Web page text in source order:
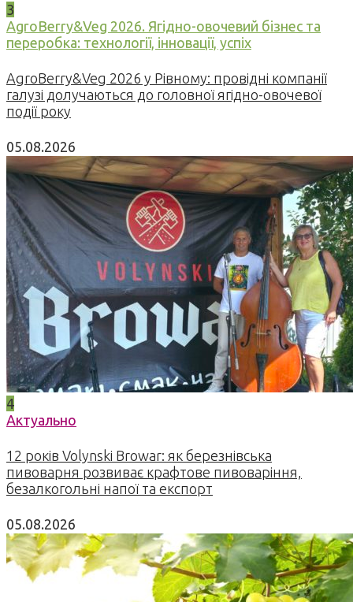
3
AgroBerry&Veg 2026. Ягідно-овочевий бізнес та
переробка: технології, інновації, успіх
AgroBerry&Veg 2026 у Рівному: провідні компанії
галузі долучаються до головної ягідно-овочевої
події року
05.08.2026
4
Актуально
12 років Volynski Browar: як березнівська
пивоварня розвиває крафтове пивоваріння,
безалкогольні напої та експорт
05.08.2026